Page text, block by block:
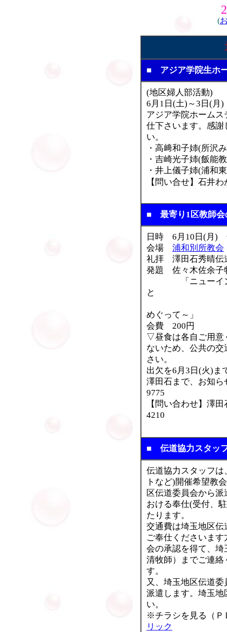
(
■ アジア学院生ホ
(地区婦人部活動)
6月1日(土)～3日
アジア学院ホーム
仕下さいます。感
い。
・高﨑和子姉(所沢
・吉崎光子姉(飯能
・井上儀子姉(浦和
【問い合せ】 石井
■ 最寄り1区教師会
日時 6月10日(月)
会場 浦和別所教会
礼拝 澤田石秀晴伝
発題 佐々木佐余子
「ニューイング
と
めぐって～」
会費 200円
▽昼食は各自ご用意
ないため、公共の
さい。
出欠を6月3日(火)ま
澤田石まで、お知ら
9775
【問い合わせ】澤
4210
■ 伝道協力スタッ
伝道協力スタッフ
トなど)開催希望教
区伝道委員会から
おける奉仕(受付、
たります。
交通費は埼玉地区
ご奉仕くださいま
会の承認を得て、
清牧師）までご連
す。
又、埼玉地区伝道
派遣します。埼玉
い。
※チラシを見る（
リック